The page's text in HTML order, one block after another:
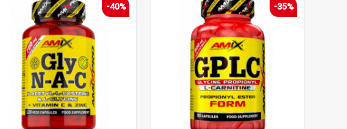
-40% -35%